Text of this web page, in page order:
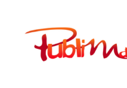
contenuPublimath